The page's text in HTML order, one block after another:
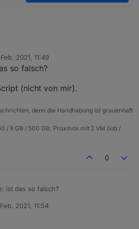
2021, 11:49
so falsch?
(nicht von mir).
denn die Handhabung ist grauenhaft
/ 8 GB / 500 GB; Proxmox mit 2 VM (iob /
0
ist das so falsch?
Script (nicht von mir).
2021, 11:54